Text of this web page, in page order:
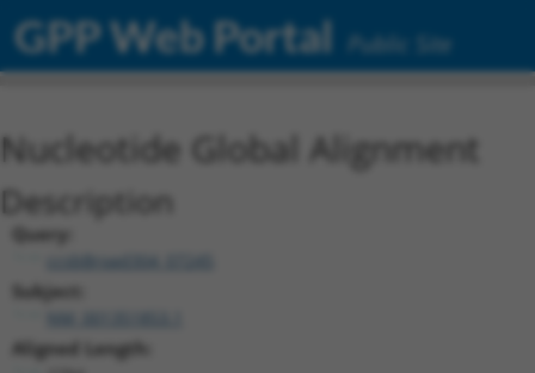
GPP Web Portal Public Site
Nucleotide Global Alignment
Description
Query:
ccsbBroad304_07245
Subject:
Aligned Length: